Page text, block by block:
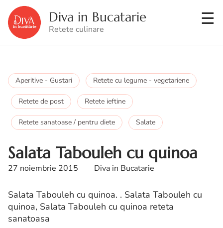
Diva in Bucatarie
Retete culinare
Aperitive - Gustari Retete cu legume - vegetariene
Retete de post Retete ieftine
Retete sanatoase / pentru diete Salate
Salata Tabouleh cu quinoa
27 noiembrie 2015 Diva in Bucatarie
Salata Tabouleh cu quinoa. . Salata Tabouleh cu
quinoa, Salata Tabouleh cu quinoa reteta
sanatoasa